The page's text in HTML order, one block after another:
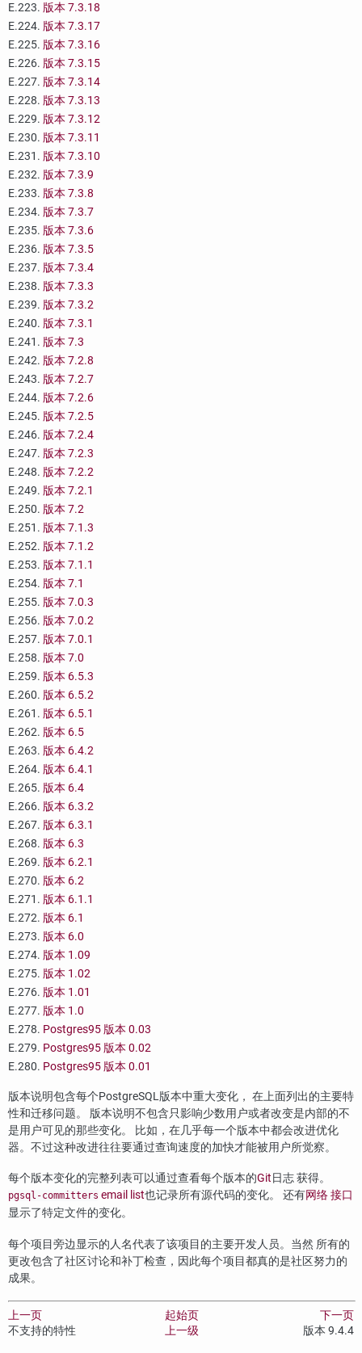
E.223. 版本 7.3.18
E.224. 版本 7.3.17
E.225. 版本 7.3.16
E.226. 版本 7.3.15
E.227. 版本 7.3.14
E.228. 版本 7.3.13
E.229. 版本 7.3.12
E.230. 版本 7.3.11
E.231. 版本 7.3.10
E.232. 版本 7.3.9
E.233. 版本 7.3.8
E.234. 版本 7.3.7
E.235. 版本 7.3.6
E.236. 版本 7.3.5
E.237. 版本 7.3.4
E.238. 版本 7.3.3
E.239. 版本 7.3.2
E.240. 版本 7.3.1
E.241. 版本 7.3
E.242. 版本 7.2.8
E.243. 版本 7.2.7
E.244. 版本 7.2.6
E.245. 版本 7.2.5
E.246. 版本 7.2.4
E.247. 版本 7.2.3
E.248. 版本 7.2.2
E.249. 版本 7.2.1
E.250. 版本 7.2
E.251. 版本 7.1.3
E.252. 版本 7.1.2
E.253. 版本 7.1.1
E.254. 版本 7.1
E.255. 版本 7.0.3
E.256. 版本 7.0.2
E.257. 版本 7.0.1
E.258. 版本 7.0
E.259. 版本 6.5.3
E.260. 版本 6.5.2
E.261. 版本 6.5.1
E.262. 版本 6.5
E.263. 版本 6.4.2
E.264. 版本 6.4.1
E.265. 版本 6.4
E.266. 版本 6.3.2
E.267. 版本 6.3.1
E.268. 版本 6.3
E.269. 版本 6.2.1
E.270. 版本 6.2
E.271. 版本 6.1.1
E.272. 版本 6.1
E.273. 版本 6.0
E.274. 版本 1.09
E.275. 版本 1.02
E.276. 版本 1.01
E.277. 版本 1.0
E.278. Postgres95 版本 0.03
E.279. Postgres95 版本 0.02
E.280. Postgres95 版本 0.01
版本说明包含每个PostgreSQL版本中重大变化， 在上面列出的主要特
性和迁移问题。 版本说明不包含只影响少数用户或者改变是内部的不
是用户可见的那些变化。 比如，在几乎每一个版本中都会改进优化
器。不过这种改进往往要通过查询速度的加快才能被用户所觉察。
每个版本变化的完整列表可以通过查看每个版本的Git日志 获得。
pgsql-committers email list也记录所有源代码的变化。 还有网络 接口
显示了特定文件的变化。
每个项目旁边显示的人名代表了该项目的主要开发人员。当然 所有的
更改包含了社区讨论和补丁检查，因此每个项目都真的是社区努力的
成果。
上一页 起始页
下一页
不支持的特性
上一级 版本 9.4.4